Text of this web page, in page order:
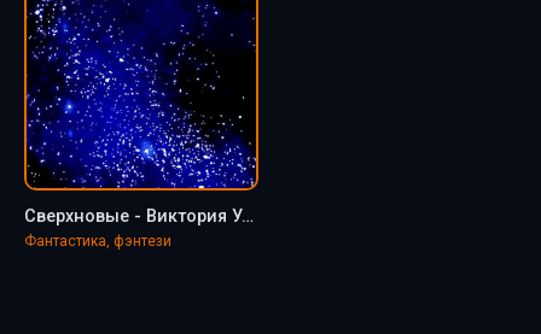
Сверхновые - Виктория Ушакова
Фантастика, фэнтези